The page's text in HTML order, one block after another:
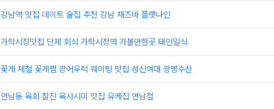
강남역 맛집 데이트 술집 추천 강남 재즈바 플랫나인
가락시장맛집 단체 회식 가락시장역 가볼만한곳 태인일식
꽃게 제철 꽃게찜 광어우럭 웨이팅 맛집 성신여대 광명수산
연남동 육회 찰진 육사시미 맛집 유케집 연남점